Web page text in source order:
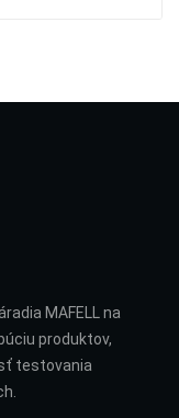
MAFELL na
produktov,
testovania